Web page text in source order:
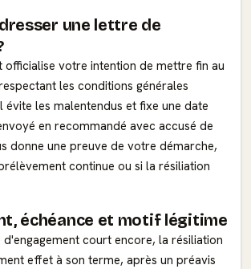
une lettre de
officialise votre intention de mettre fin au
les conditions générales
évite les malentendus et fixe une date
en recommandé avec accusé de
donne une preuve de votre démarche,
continue ou si la résiliation
échéance et motif légitime
court encore, la résiliation
effet à son terme, après un préavis